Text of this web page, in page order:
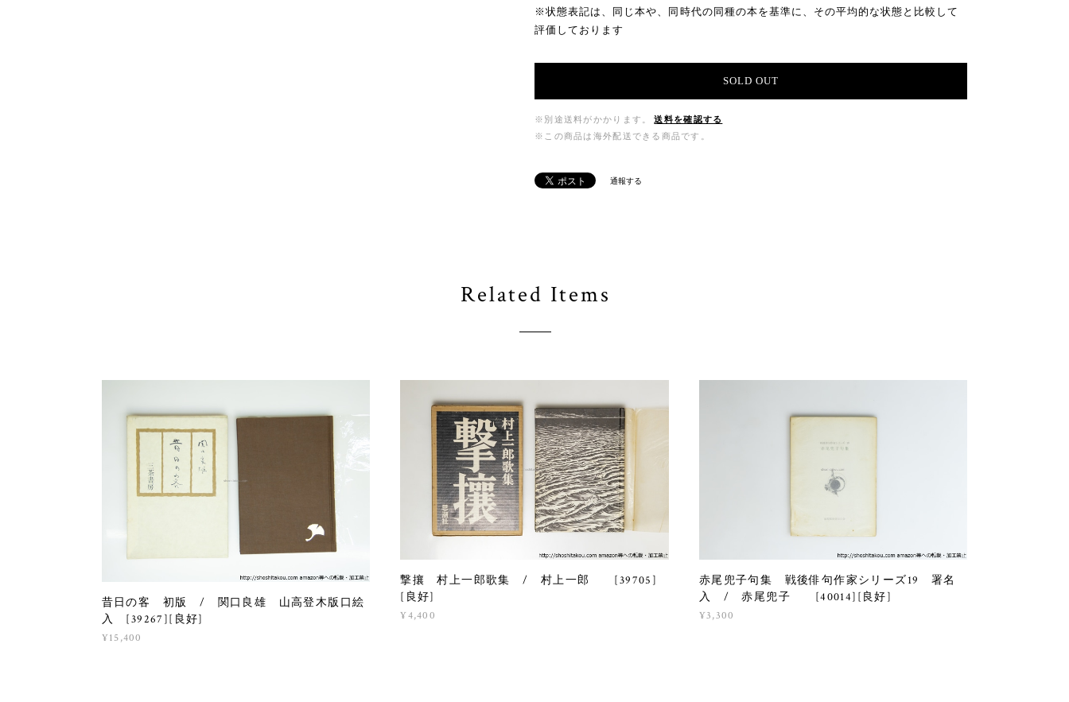
※状態表記は、同じ本や、同時代の同種の本を基準に、その平均的な状態と比較して
評価しております
SOLD OUT
※別途送料がかかります。
送料を確認する
※この商品は海外配送できる商品です。
通報する
Related Items
昔日の客 初版 / 関口良雄 山高登木版口絵
入 [39267][良好]
¥15,400
撃攘 村上一郎歌集 / 村上一郎 [39705]
[良好]
¥4,400
赤尾兜子句集 戦後俳句作家シリーズ19 署名
入 / 赤尾兜子 [40014][良好]
¥3,300